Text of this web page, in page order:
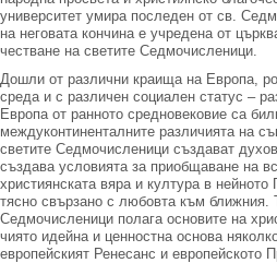
университет умира последен от св.
на неговата кончина е учредена от
честване на светите Седмочисленици.
Дошли от различни краища на Европа,
среда и с различен социален статус –
Европа от ранното средновековие са
междуконтиненталните различията на
светите Седмочисленици създават
създава условията за приобщаване на
християнската вяра и култура в
тясно свързано с любовта към ближния.
Седмочисленици полага основите на
чиято идейна и ценностна основа
европейският Ренесанс и европейското